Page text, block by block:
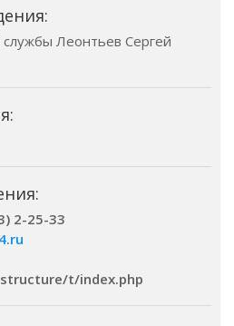
Леонтьев Сергей
2-25-33
t/index.php